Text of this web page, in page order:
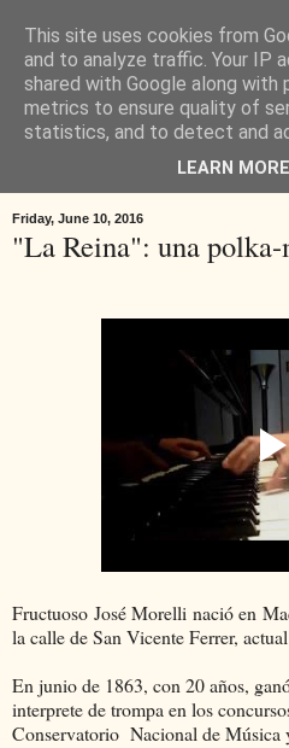
Friday, June 10, 2016
"La Reina": una
Fructuoso José Morelli nació en
la calle de San Vicente Ferrer,
En junio de 1863, con 20 años,
interprete de trompa en los
Conservatorio Nacional de Música
This site uses cookies from
and to analyze traffic. Your IP
shared with Google along with
metrics to ensure quality of
statistics, and to detect and
LEARN MORE